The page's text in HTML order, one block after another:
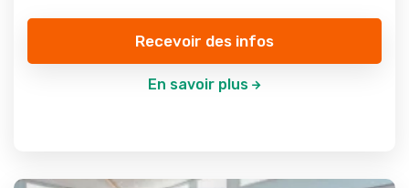
Recevoir des infos
En savoir plus